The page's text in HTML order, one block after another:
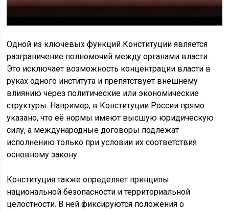
Одной из ключевых функций Конституции является
разграничение полномочий между органами власти.
Это исключает возможность концентрации власти в
руках одного института и препятствует внешнему
влиянию через политические или экономические
структуры. Например, в Конституции России прямо
указано, что её нормы имеют высшую юридическую
силу, а международные договоры подлежат
исполнению только при условии их соответствия
основному закону.
Конституция также определяет принципы
национальной безопасности и территориальной
целостности. В ней фиксируются положения о